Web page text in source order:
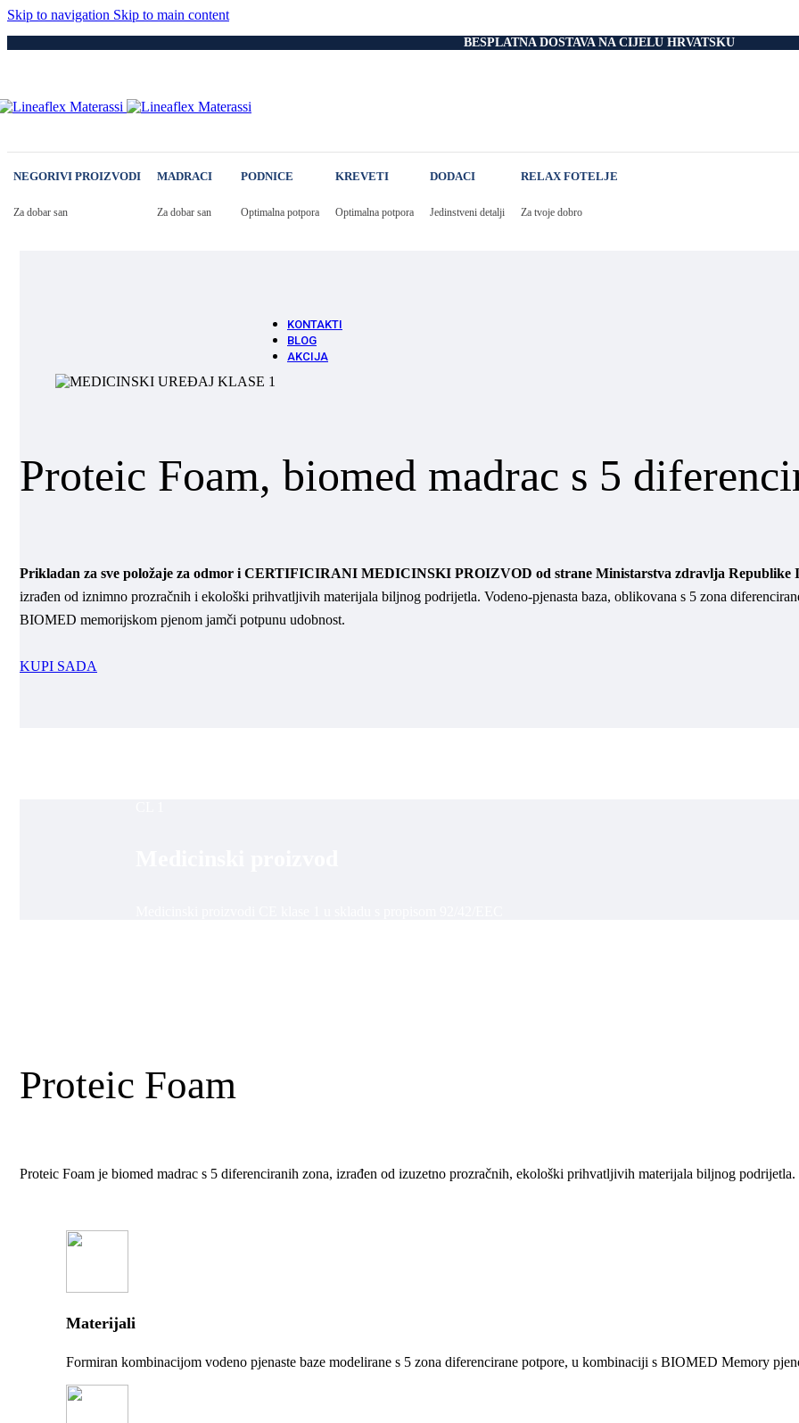
Skip to navigation Skip to main content
BESPLATNA DOSTAVA NA CIJELU HRVATSKU
Podnice
Drvene Podnice
Medicinski krevet
Navlake Za Jastuk
KONTAKTI
BLOG
AKCIJA
NEGORIVI PROIZVODI
Za dobar san
MADRACI
Za dobar san
PODNICE
Optimalna potpora
KREVETI
Optimalna potpora
DODACI
Jedinstveni detalji
RELAX FOTELJE
Za tvoje dobro
Proteic Foam, biomed madrac s 5
Prikladan za sve položaje za odmor i CERTIFICIRANI MEDICINSKI PROIZVOD od strane Ministarstva zdravlja Republike
izrađen od iznimno prozračnih i ekološki prihvatljivih materijala biljnog podrijetla. Vodeno-pjenasta baza, oblikovana s 5 zona
BIOMED memorijskom pjenom jamči potpunu udobnost.
KUPI SADA
Proteic Foam
Proteic Foam je biomed madrac s 5 diferenciranih zona, izrađen od izuzetno prozračnih, ekološki prihvatljivih materijala biljnog podrijetla.
Materijali
Formiran kombinacijom vodeno pjenaste baze modelirane s 5 zona diferencirane potpore, u kombinaciji s BIOMED Memory